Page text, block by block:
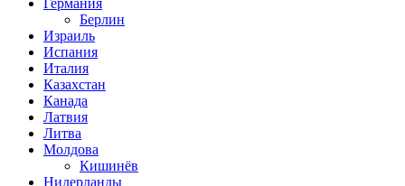
Германия
Берлин
Израиль
Испания
Италия
Казахстан
Канада
Латвия
Литва
Молдова
Кишинёв
Нидерланды